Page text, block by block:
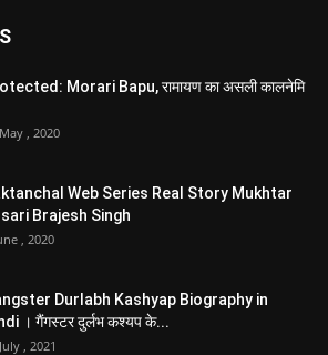
Morari Bapu, रामायण का असली कालनेमि
, 2020
Web Series Real Story Mukhtar
Brajesh Singh
, 2020
Durlabh Kashyap Biography in
। गैंगस्टर दुर्लभ कश्यप के...
, 2021